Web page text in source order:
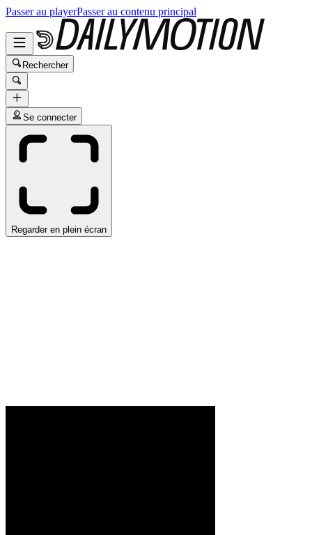
Passer au playerPasser au contenu principal
Rechercher
Se connecter
Regarder en plein écran